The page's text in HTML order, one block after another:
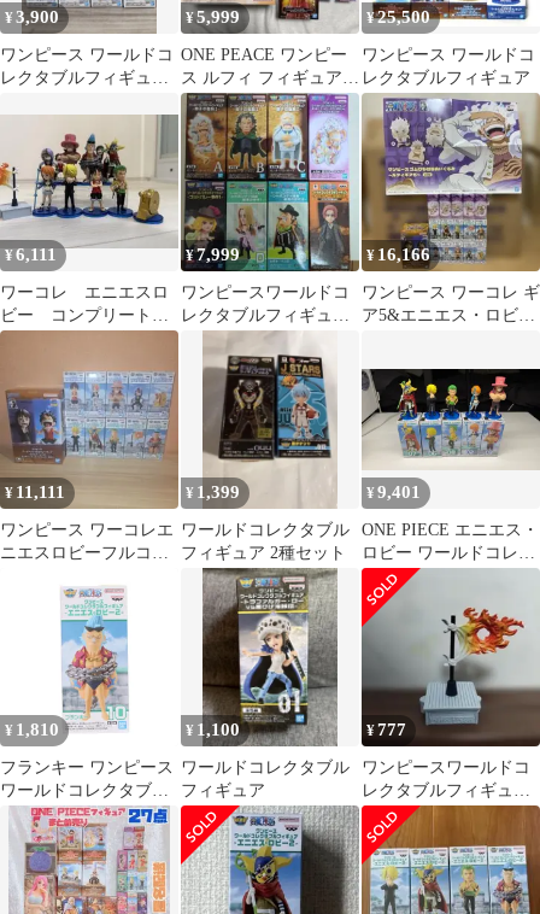
¥3,900
ワンピース ワールドコ
レクタブルフィギュア
¥5,999
ONE PEACE ワンピー
ス ルフィ フィギュア 5
点セット
¥25,500
ワンピース ワールドコ
レクタブルフィギュア
¥6,111
ワーコレ エニエスロ
ビー コンプリート
開封品 箱なし
¥7,999
ワンピースワールドコ
レクタブルフィギュア
16体セット いいね❗️い
りません
¥16,166
ワンピース ワーコレ ギ
ア5&エニエス・ロビー
¥ 11,111
ワンピース ワーコレエ
ニエスロビーフルコン
¥ 1,399
ワールドコレクタブル
フィギュア 2種セット
¥9,401
ONE PIECE エニエス・
ロビー ワールドコレク
タブル
¥ 1,810
フランキー ワンピース
ワールドコレクタブル
フィギュア -エニエ
ス・ロビー2- ONE
PIECE プライズ
(2735624) バンプレスト
¥ 1,100
ワールドコレクタブル
フィギュア
¥777
ワンピースワールドコ
レクタブルフィギュア
エニエス・ロビー2 世
界政府の旗